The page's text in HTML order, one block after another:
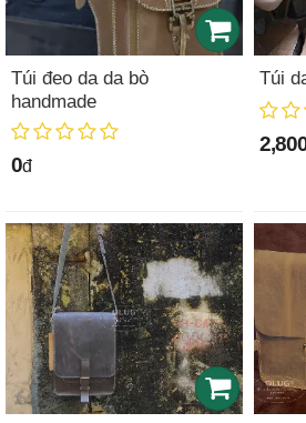
Túi đeo da da bò
handmade
0đ
Túi